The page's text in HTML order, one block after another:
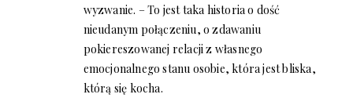
wyzwanie. – To jest taka historia o dość
nieudanym połączeniu, o zdawaniu
pokiereszowanej relacji z własnego
emocjonalnego stanu osobie, która jest bliska,
którą się kocha.